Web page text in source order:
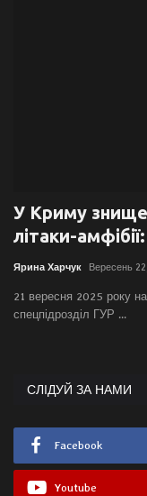
Спорт
Авто
Відео
English Ukraine
У Криму
літаки-
Ярина Харчук Вересень
21 вересня 2025 року
спецпідрозділ ГУР ...
СЛІДУЙ ЗА НАМИ
Facebook
Youtube